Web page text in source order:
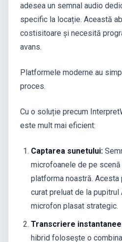
adesea un semnal audio
specific la locație. Această
costisitoare și necesită
avans.
Platformele moderne au
proces.
Cu o soluție precum
este mult mai eficient:
Captarea sunetului:
microfoanele de pe
platforma noastră. Acesta
curat preluat de la pupitrul
microfon plasat strategic.
Transcriere
hibrid folosește o